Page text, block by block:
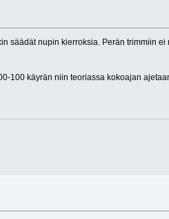
säädät nupin kierroksia. Perän trimmiin ei
100 käyrän niin teoriassa kokoajan